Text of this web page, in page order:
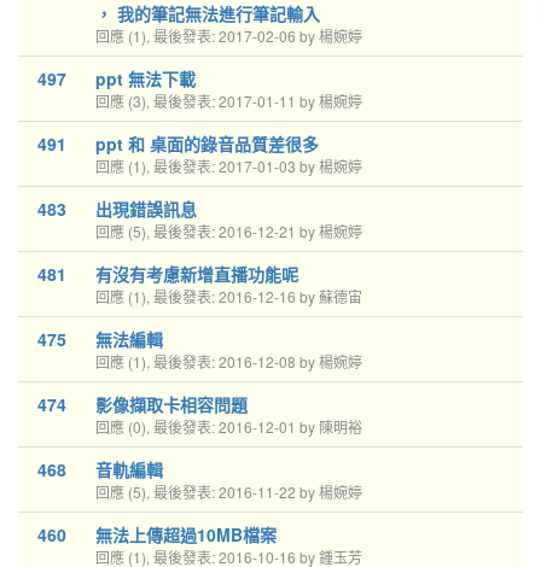
， 我的筆記無法進行筆記輸入
回應 (1), 最後發表: 2017-02-06 by 楊婉婷
497 ppt 無法下載
回應 (3), 最後發表: 2017-01-11 by 楊婉婷
491 ppt 和 桌面的錄音品質差很多
回應 (1), 最後發表: 2017-01-03 by 楊婉婷
483 出現錯誤訊息
回應 (5), 最後發表: 2016-12-21 by 楊婉婷
481 有沒有考慮新增直播功能呢
回應 (1), 最後發表: 2016-12-16 by 蘇德宙
475 無法編輯
回應 (1), 最後發表: 2016-12-08 by 楊婉婷
474 影像擷取卡相容問題
回應 (0), 最後發表: 2016-12-01 by 陳明裕
468 音軌編輯
回應 (5), 最後發表: 2016-11-22 by 楊婉婷
460 無法上傳超過10MB檔案
回應 (1), 最後發表: 2016-10-16 by 鍾玉芳